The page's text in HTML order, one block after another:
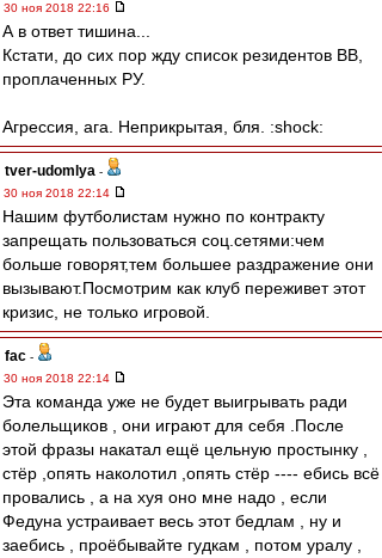
30 ноя 2018 22:16
А в ответ тишина...
Кстати, до сих пор жду список резидентов ВВ,
проплаченных РУ.
Агрессия, ага. Неприкрытая, бля. :shock:
tver-udomlya -
30 ноя 2018 22:14
Нашим футболистам нужно по контракту
запрещать пользоваться соц.сетями:чем
больше говорят,тем большее раздражение они
вызывают.Посмотрим как клуб переживет этот
кризис, не только игровой.
fac -
30 ноя 2018 22:14
Эта команда уже не будет выигрывать ради
болельщиков , они играют для себя .После
этой фразы накатал ещё цельную простынку ,
стёр ,опять наколотил ,опять стёр ---- ебись всё
провались , а на хуя оно мне надо , если
Федуна устраивает весь этот бедлам , ну и
заебись , проёбывайте гудкам , потом уралу ,